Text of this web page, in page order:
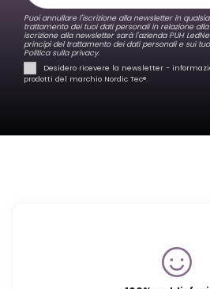
Puoi annullare l'iscrizione alla newsletter in
trattamento dei tuoi dati personali in relazione
iscrizione alla newsletter sarà l'azienda PUH
principi del trattamento dei dati personali e sui
Politica sulla privacy.
Desidero ricevere la newsletter -
prodotti del marchio Nordic Tec®️.